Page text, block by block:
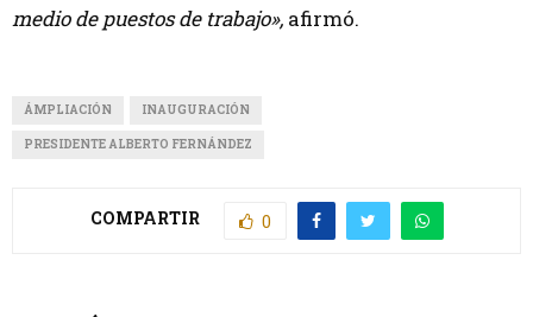
medio de puestos de trabajo», afirmó.
ÁMPLIACIÓN INAUGURACIÓN
PRESIDENTE ALBERTO FERNÁNDEZ
COMPARTIR 0